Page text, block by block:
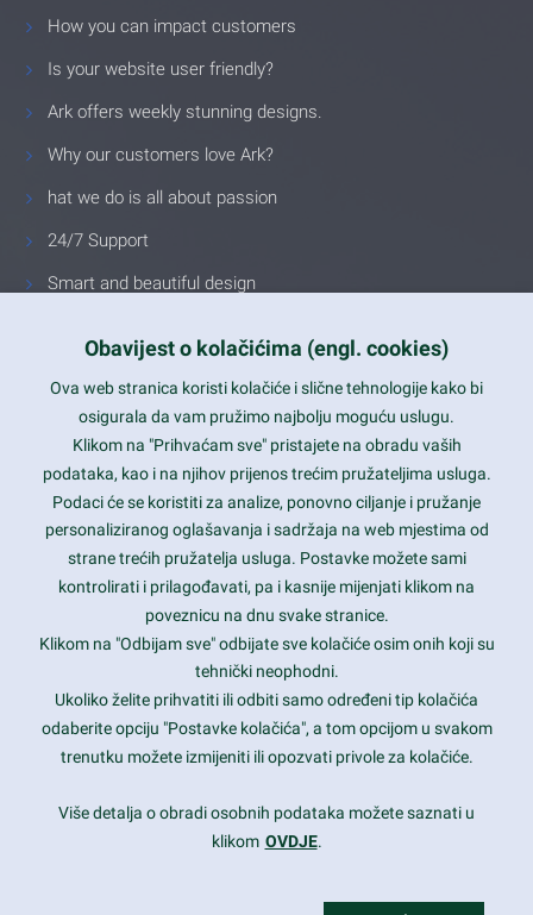
How you can impact customers
Is your website user friendly?
Ark offers weekly stunning designs.
Why our customers love Ark?
hat we do is all about passion
24/7 Support
Smart and beautiful design
Latest trends and much more...
Contact Info
1600 Amphitheatre Parkway, Mountain View, CA 94043
prothemes.net@gmail.com
Daily: 9:00 am - 6:00 pm
Sunday: Closed
Copyright 2017FRESHFACE© All Rights Reserved
Obavijest o kolačićima (engl. cookies)
Ova web stranica koristi kolačiće i slične tehnologije kako bi
osigurala da vam pružimo najbolju moguću uslugu.
Klikom na "Prihvaćam sve" pristajete na obradu vaših
podataka, kao i na njihov prijenos trećim pružateljima usluga.
Podaci će se koristiti za analize, ponovno ciljanje i pružanje
personaliziranog oglašavanja i sadržaja na web mjestima od
strane trećih pružatelja usluga. Postavke možete sami
kontrolirati i prilagođavati, pa i kasnije mijenjati klikom na
poveznicu na dnu svake stranice.
Klikom na "Odbijam sve" odbijate sve kolačiće osim onih koji su
tehnički neophodni.
Ukoliko želite prihvatiti ili odbiti samo određeni tip kolačića
odaberite opciju "Postavke kolačića", a tom opcijom u svakom
trenutku možete izmijeniti ili opozvati privole za kolačiće.
Više detalja o obradi osobnih podataka možete saznati u
klikom OVDJE.